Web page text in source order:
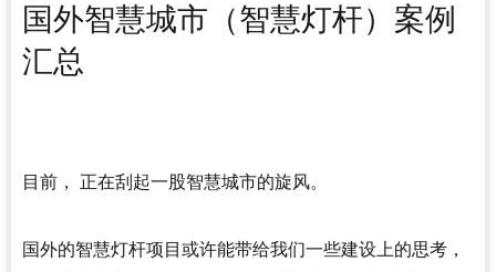
国外智慧城市（智慧灯杆）案例
汇总
目前， 正在刮起一股智慧城市的旋风。
国外的智慧灯杆项目或许能带给我们一些建设上的思考，